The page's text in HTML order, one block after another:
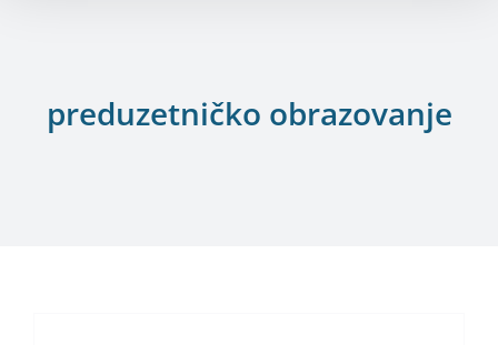
preduzetničko obrazovanje